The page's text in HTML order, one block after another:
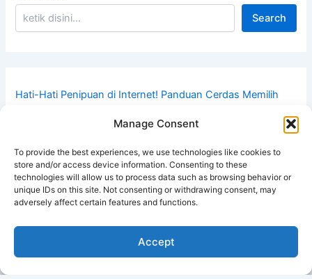
Manage Consent
To provide the best experiences, we use technologies like cookies to
store and/or access device information. Consenting to these
technologies will allow us to process data such as browsing behavior or
unique IDs on this site. Not consenting or withdrawing consent, may
adversely affect certain features and functions.
Accept
Search
Hati-Hati Penipuan di Internet! Panduan Cerdas Memilih
Mengapa Produk Bima Berkualitas Tinggi Buatan Pabrik
Sendiri Bersertifikasi ISO Menjadi Kunci Utama Sukses
Bisnis BIMA?
Mahakarya Anak Bangsa: PT Bima Life Future, Satu-
Satunya Perusahaan MLM Indonesia Berpabrik Sendiri
Bisnis Dirumah Hasilkan Rp1–5 Juta Per Hari: Rahasia
Pebisnis MLM Online Menggunakan Sistem Automasi DSS!